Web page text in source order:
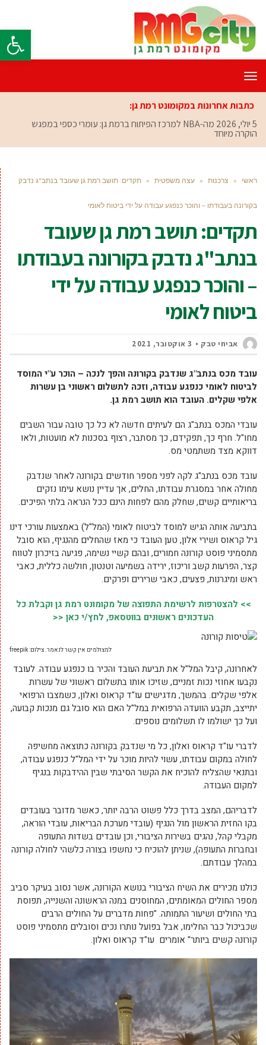
פתח
תפריט
כתבות אחרונות במקומונט רמת גן:
5 יולי, 2026
מה-NBA למרכז הפיתוח ברמת גן: עומרי כספי במפגש
הוקרה מיוחד
ראשי » צרכנות » עצה משפטית » תקדים: תושב רמת גן שעובד בנתב"ג נדבק
בקורונה בעבודתו – והוכר כנפגע עבודה על ידי ביטוח לאומי
תקדים: תושב רמת גן שעובד
בנתב"ג נדבק בקורונה בעבודתו
– והוכר כנפגע עבודה על ידי
ביטוח לאומי
אביחי טבק 3 אוקטובר, 2021
עובד מכס בנתב"ג שנדבק בקורונה והפך לנכה – הוכר ע"י המוסד
לביטוח לאומי כנפגע עבודה, וזכה לתשלום ראשוני בן עשרות
אלפי שקלים. העובד הוא תושב רמת גן.
עובדי המכס בנתב"ג הם לעיתים חדשה לא כל כך טובה עבור השבים
מחו"ל. חרף כך, תפקידם, כך מסתבר, רצוף בסכנות לא מועטות, ולאו
דווקא מצד משתמטי מס.
עובד מכס בנתב"ג לקה לפני מספר חודשים בקורונה לאחר שנדבק
מחולה אחר במסגרת עבודתו, החלים, אך עדיין נושא עימו נזקים
בריאותיים קשים, שחלק מהם לפחות הינם ככל הנראה בלתי הפיכים.
בתביעה אותה הגיש למוסד לביטוח לאומי (המל"ל) באמצעות עורכי דינו
גיל קראוס ושירי אלון, טען העובד כי מאז שהחלים מהנגיף, הוא סובל
מתסמיני פוסט קורונה חמורים, ובהם קשיי נשימה, פגיעה בזיכרון לטווח
קצר, הפרעות קשב וריכוז, ירידה בשמיעה וטנטון, חולשה כללית, כאבי
ראש ומיגרנות, פצעים, כאבי שרירים ופרקים.
>> להצטרפות לרשימת התפוצה של מקומונט רמת גן וקבלת כל
העדכונים ראשונים בווטסאפ, לחץ/י כאן <<
למצולמים אין קשר לנאמר. צילום: freepik
לאחרונה, קיבל המל"ל את תביעת העובד והכיר בו כנפגע עבודה. לעובד
נקבעו אחוזי נכות זמניים, שזיכו אותו בתשלום ראשוני של עשרות
אלפי שקלים. בהמשך, מדגישים עו"ד קראוס ואלון, כשמצבו הרפואי
יתייצב, תקבע הוועדה הרפואית במל"ל האם הוא סובל גם מנכות קבועה,
ועל כך ישולמו לו תשלומים נוספים.
לדברי עו"ד קראוס ואלון, כל מי שנדבק בקורונה כתוצאה מחשיפה
לחולה במקום עבודתו, עשוי להיות מוכר על ידי המל"ל כנפגע עבודה,
ובתנאי שהצליח להוכיח את הקשר הסיבתי שבין ההידבקות בנגיף
למקום העבודה.
לדבריהם, המצב בדרך כלל פשוט הרבה יותר, כאשר מדובר בעובדים
בקו החזית הראשון מול הנגיף (עובדי מערכת הבריאות, עובדי הוראה,
מקבלי קהל, נהגים בשירות הציבורי, וכן עובדים בשדות התעופה
ובחברות התעופה), שניתן להוכיח כי נחשפו בצורה כלשהי לחולה קורונה
במהלך עבודתם.
כולנו מכירים את השיח הציבורי בנושא הקורונה, אשר נסוב בעיקר סביב
מספר החולים המאומתים, המחוסנים במנה הראשונה והשנייה, תפוסת
בתי החולים ושיעור התמותה. "פחות מדברים על החולים הרבים
שכביכול כבר החלימו, אבל בפועל נותרו נכים וסובלים מתסמיני פוסט
קורונה קשים ביותר" אומרים עו"ד קראוס ואלון.